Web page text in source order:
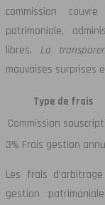
commission
patrimoniale,
libres. La
mauvaises surprises
Type de frais
Commission
3% Frais gestion
Les frais
gestion